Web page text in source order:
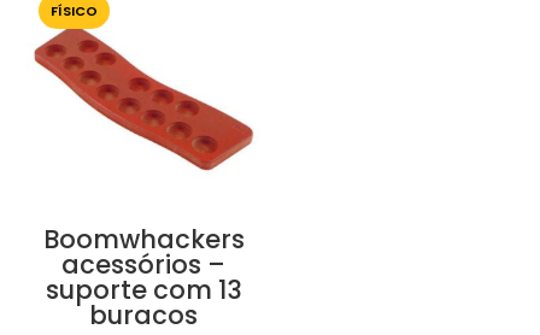
FÍSICO
Boomwhackers
acessórios –
suporte com 13
buracos